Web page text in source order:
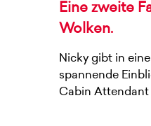
Eine zweite
Wolken.
Nicky gibt in
spannende
Cabin Attendant